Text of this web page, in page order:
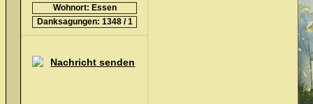
Wohnort: Essen
Danksagungen: 1348 / 1